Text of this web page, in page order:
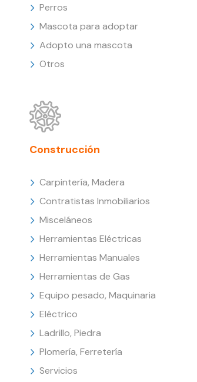
Perros
Mascota para adoptar
Adopto una mascota
Otros
Construcción
Carpintería, Madera
Contratistas Inmobiliarios
Misceláneos
Herramientas Eléctricas
Herramientas Manuales
Herramientas de Gas
Equipo pesado, Maquinaria
Eléctrico
Ladrillo, Piedra
Plomería, Ferretería
Servicios